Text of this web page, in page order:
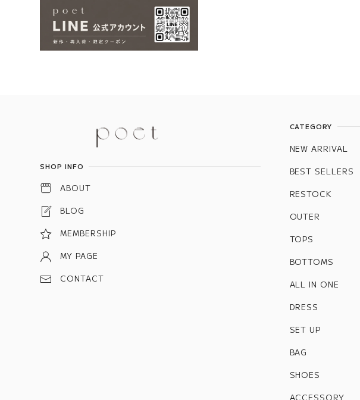
Information
SHOP INFO
ABOUT
BLOG
MEMBERSHIP
MY PAGE
CONTACT
CATEGORY
NEW ARRIVAL
BEST SELLERS
RESTOCK
OUTER
TOPS
BOTTOMS
ALL IN ONE
DRESS
SET UP
BAG
SHOES
ACCESSORY